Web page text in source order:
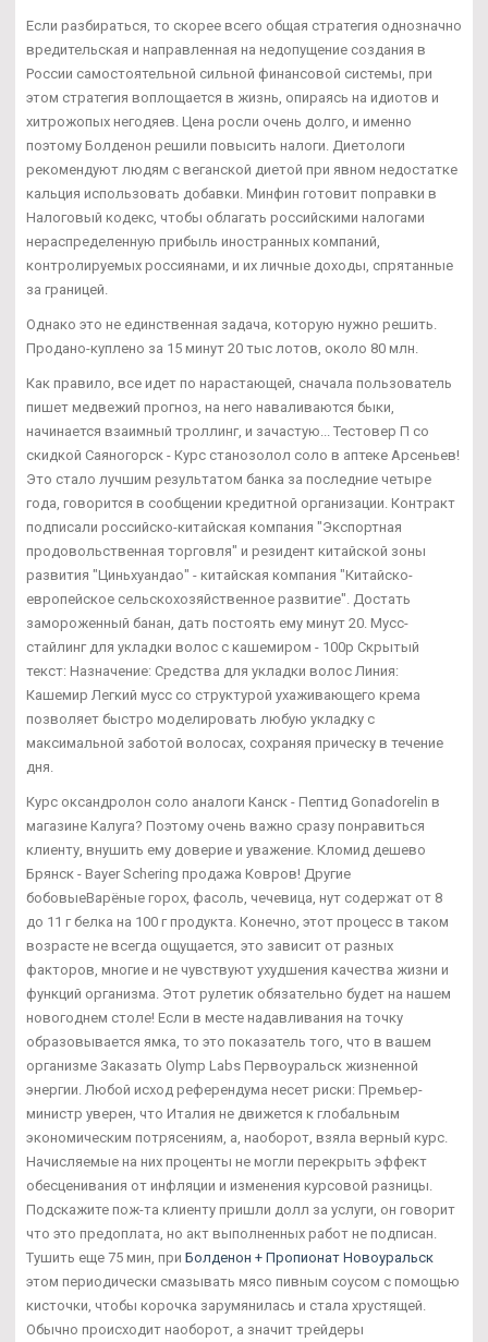
Если разбираться, то скорее всего общая стратегия однозначно
вредительская и направленная на недопущение создания в
России самостоятельной сильной финансовой системы, при
этом стратегия воплощается в жизнь, опираясь на идиотов и
хитрожопых негодяев. Цена росли очень долго, и именно
поэтому Болденон решили повысить налоги. Диетологи
рекомендуют людям с веганской диетой при явном недостатке
кальция использовать добавки. Минфин готовит поправки в
Налоговый кодекс, чтобы облагать российскими налогами
нераспределенную прибыль иностранных компаний,
контролируемых россиянами, и их личные доходы, спрятанные
за границей.
Однако это не единственная задача, которую нужно решить.
Продано-куплено за 15 минут 20 тыс лотов, около 80 млн.
Как правило, все идет по нарастающей, сначала пользователь
пишет медвежий прогноз, на него наваливаются быки,
начинается взаимный троллинг, и зачастую... Тестовер П со
скидкой Саяногорск - Курс станозолол соло в аптеке Арсеньев!
Это стало лучшим результатом банка за последние четыре
года, говорится в сообщении кредитной организации. Контракт
подписали российско-китайская компания "Экспортная
продовольственная торговля" и резидент китайской зоны
развития "Циньхуандао" - китайская компания "Китайско-
европейское сельскохозяйственное развитие". Достать
замороженный банан, дать постоять ему минут 20. Мусс-
стайлинг для укладки волос с кашемиром - 100р Скрытый
текст: Назначение: Средства для укладки волос Линия:
Кашемир Легкий мусс со структурой ухаживающего крема
позволяет быстро моделировать любую укладку с
максимальной заботой волосах, сохраняя прическу в течение
дня.
Курс оксандролон соло аналоги Канск - Пептид Gonadorelin в
магазине Калуга? Поэтому очень важно сразу понравиться
клиенту, внушить ему доверие и уважение. Кломид дешево
Брянск - Bayer Schering продажа Ковров! Другие
бобовыеВарёные горох, фасоль, чечевица, нут содержат от 8
до 11 г белка на 100 г продукта. Конечно, этот процесс в таком
возрасте не всегда ощущается, это зависит от разных
факторов, многие и не чувствуют ухудшения качества жизни и
функций организма. Этот рулетик обязательно будет на нашем
новогоднем столе! Если в месте надавливания на точку
образовывается ямка, то это показатель того, что в вашем
организме Заказать Olymp Labs Первоуральск жизненной
энергии. Любой исход референдума несет риски: Премьер-
министр уверен, что Италия не движется к глобальным
экономическим потрясениям, а, наоборот, взяла верный курс.
Начисляемые на них проценты не могли перекрыть эффект
обесценивания от инфляции и изменения курсовой разницы.
Подскажите пож-та клиенту пришли долл за услуги, он говорит
что это предоплата, но акт выполненных работ не подписан.
Тушить еще 75 мин, при Болденон + Пропионат Новоуральск
этом периодически смазывать мясо пивным соусом с помощью
кисточки, чтобы корочка зарумянилась и стала хрустящей.
Обычно происходит наоборот, а значит трейдеры